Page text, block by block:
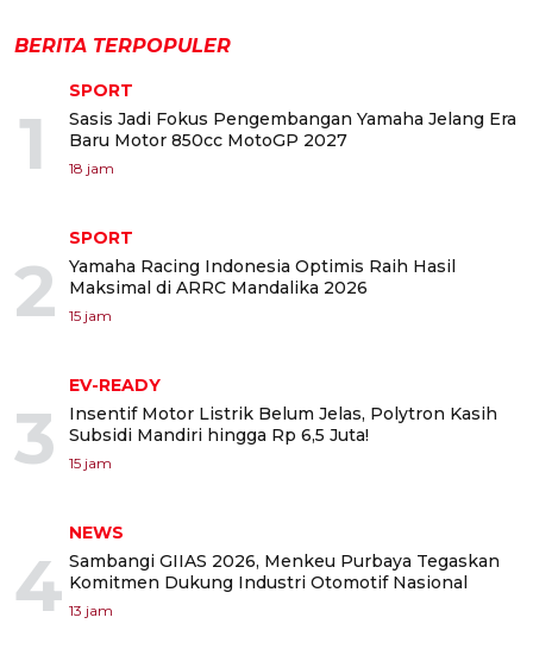
BERITA TERPOPULER
1
SPORT
Sasis Jadi Fokus Pengembangan Yamaha Jelang Era
Baru Motor 850cc MotoGP 2027
18 jam
2
SPORT
Yamaha Racing Indonesia Optimis Raih Hasil
Maksimal di ARRC Mandalika 2026
15 jam
3
EV-READY
Insentif Motor Listrik Belum Jelas, Polytron Kasih
Subsidi Mandiri hingga Rp 6,5 Juta!
15 jam
4
NEWS
Sambangi GIIAS 2026, Menkeu Purbaya Tegaskan
Komitmen Dukung Industri Otomotif Nasional
13 jam